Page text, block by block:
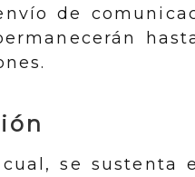
de
se sustenta